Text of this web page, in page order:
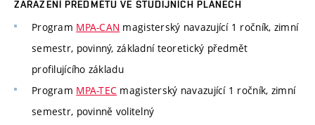
ZAŘAZENÍ PŘEDMĚTU VE STUDIJNÍCH PLÁNECH
Program MPA-CAN magisterský navazující 1 ročník, zimní
semestr, povinný, základní teoretický předmět
profilujícího základu
Program MPA-TEC magisterský navazující 1 ročník, zimní
semestr, povinně volitelný